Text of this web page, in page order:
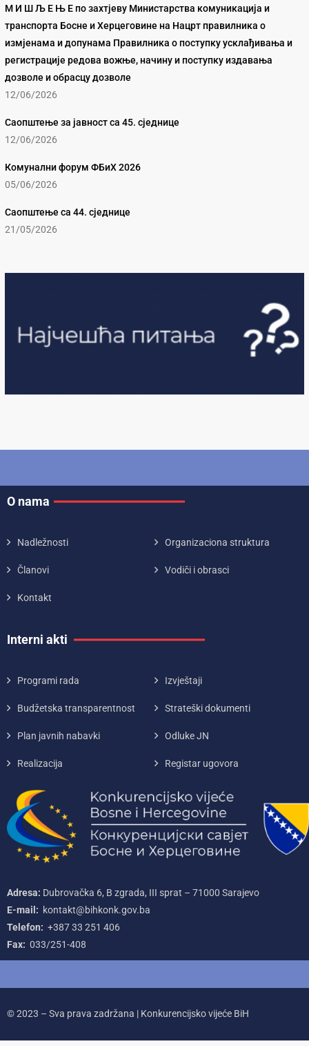
М И Ш Љ Е Њ Е по захтјеву Министарства комуникација и
транспорта Босне и Херцеговине на Нацрт правилника о
измјенама и допунама Правилника о поступку усклађивања и
регистрације редова вожње, начину и поступку издавања
дозволе и обрасцу дозволе
12/06/2026
Саопштење за јавност са 45. сједнице
12/06/2026
Комунални форум ФБиХ 2026
05/06/2026
Саопштење са 44. сједнице
21/05/2026
O nama
Nadležnosti Organizaciona struktura
Članovi Vodiči i obrasci
Kontakt
Interni akti
Programi rada Izvještaji
Budžetska transparentnost Strateški dokumenti
Plan javnih nabavki Odluke JN
Realizacija Registar ugovora
Adresa: Dubrovačka 6, B zgrada, III sprat – 71000‌ Sarajevo
E-mail: kontakt@bihkonk.gov.ba
Telefon: +387‌ 33‌ 251‌ 406
Fax: 033/251-408
© 2023 – Sva prava zadržana | Konkurencijsko vijeće BiH